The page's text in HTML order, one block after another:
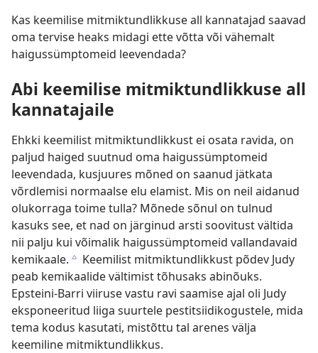
Kas keemilise mitmiktundlikkuse all kannatajad saavad
oma tervise heaks midagi ette võtta või vähemalt
haigussümptomeid leevendada?
Abi keemilise mitmiktundlikkuse all
kannatajaile
Ehkki keemilist mitmiktundlikkust ei osata ravida, on
paljud haiged suutnud oma haigussümptomeid
leevendada, kusjuures mõned on saanud jätkata
võrdlemisi normaalse elu elamist. Mis on neil aidanud
olukorraga toime tulla? Mõnede sõnul on tulnud
kasuks see, et nad on järginud arsti soovitust vältida
nii palju kui võimalik haigussümptomeid vallandavaid
kemikaale. c Keemilist mitmiktundlikkust põdev Judy
peab kemikaalide vältimist tõhusaks abinõuks.
Epsteini-Barri viiruse vastu ravi saamise ajal oli Judy
eksponeeritud liiga suurtele pestitsiidikogustele, mida
tema kodus kasutati, mistõttu tal arenes välja
keemiline mitmiktundlikkus.